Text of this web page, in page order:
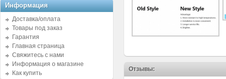
Отзывы:
Информация
Доставка/оплата
Товары под заказ
Гарантия
Главная страница
Свяжитесь с нами
Информация о магазине
Как купить